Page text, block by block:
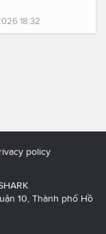
18:32
policy
10, Thành phố Hồ